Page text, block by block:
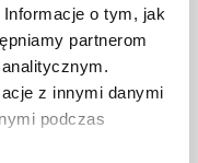
o tym, jak
partnerom
z innymi danymi
podczas
prawo w
dokładniej ono